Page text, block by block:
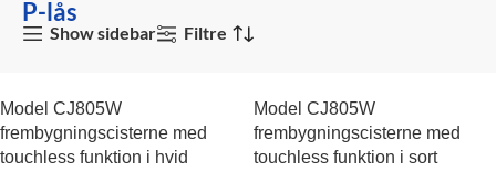
P-lås
Show sidebar Filtre
Model CJ805W
frembygningscisterne med
touchless funktion i hvid
Model CJ805W
frembygningscisterne med
touchless funktion i sort